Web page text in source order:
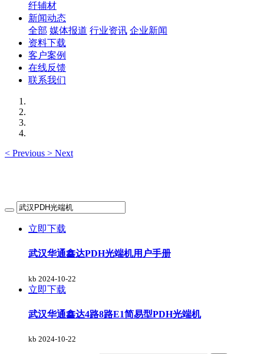
纤辅材
新闻动态
全部 媒体报道 行业资讯 企业新闻
资料下载
客户案例
在线反馈
联系我们
< Previous > Next
立即下载
武汉华通鑫达PDH光端机用户手册
kb 2024-10-22
立即下载
武汉华通鑫达4路8路E1简易型PDH光端机
kb 2024-10-22